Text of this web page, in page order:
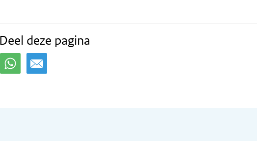
Deel deze pagina